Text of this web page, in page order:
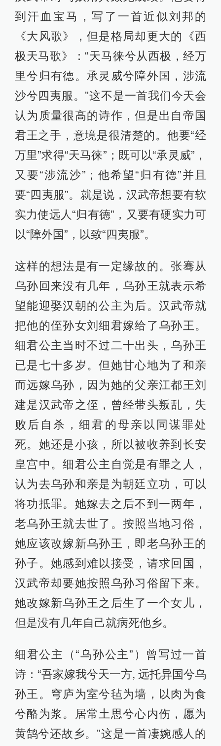
到汗血宝马，写了一首近似刘邦的
《大风歌》，但是格局却更大的《西
极天马歌》：“天马徕兮从西极，经万
里兮归有德。承灵威兮障外国，涉流
沙兮四夷服。”这不是一首我们今天会
认为质量很高的诗作，但是出自帝国
君王之手，意境是很清楚的。他要“经
万里”求得“天马徕”；既可以“承灵威”，
又要“涉流沙”；他希望“归有德”并且
要“四夷服”。就是说，汉武帝想要有软
实力使远人“归有德”，又要有硬实力可
以“障外国”，以致“四夷服”。
这样的想法是有一定缘故的。张骞从
乌孙回来没有几年，乌孙王就表示希
望能迎娶汉朝的公主为后。汉武帝就
把他的侄孙女刘细君嫁给了乌孙王。
细君公主当时不过二十出头，乌孙王
已是七十多岁。但她甘心地为了和亲
而远嫁乌孙，因为她的父亲江都王刘
建是汉武帝之侄，曾经带头叛乱，失
败后自杀，细君的母亲以同谋罪处
死。她还是小孩，所以被收养到长安
皇宫中。细君公主自觉是有罪之人，
认为去乌孙和亲是为朝廷立功，可以
将功抵罪。她嫁去之后不到一两年，
老乌孙王就去世了。按照当地习俗，
她应该改嫁新乌孙王，即老乌孙王的
孙子。她感到难以接受，请求回国，
汉武帝却要她按照乌孙习俗留下来。
她改嫁新乌孙王之后生了一个女儿，
但是没有几年自己就病死他乡。
细君公主（“乌孙公主”）曾写过一首
诗：“吾家嫁我兮天一方, 远托异国兮乌
孙王。穹庐为室兮毡为墙，以肉为食
兮酪为浆。居常土思兮心内伤，愿为
黄鹄兮还故乡。”这是一首凄婉感人的